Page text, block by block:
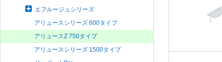
エフルージュシリーズ
アリュースシリーズ 600タイプ
アリュースZ 750タイプ
アリュースシリーズ 1500タイプ